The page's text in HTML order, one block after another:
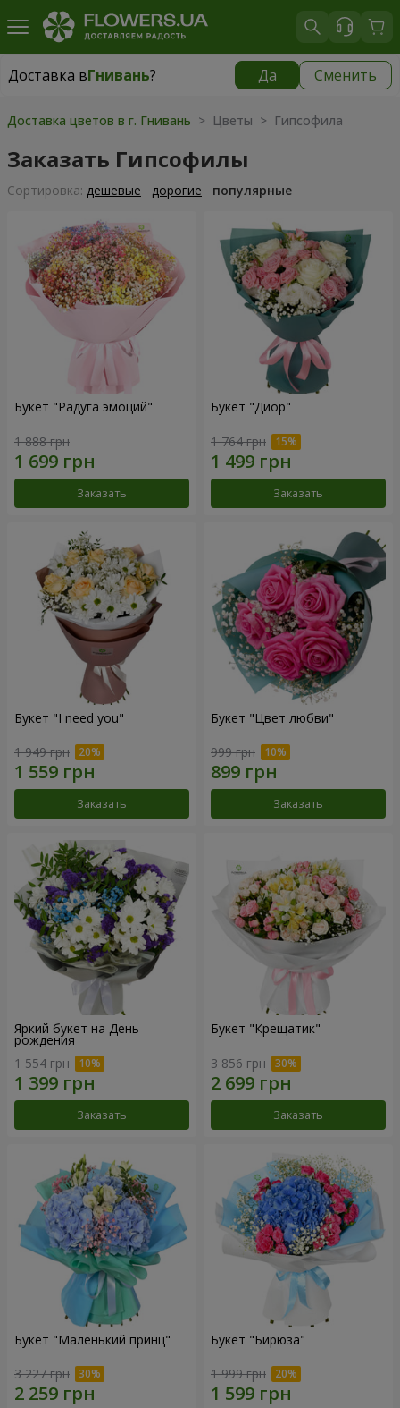
Доставка вГнивань? Да Сменить
Доставка вГнивань|
Доставка цветов в г. Гнивань > Цветы > Гипсофила
Заказать Гипсофилы
Cортировка: дешевые дорогие популярные
Букет "Радуга эмоций"
1 888 грн
Заказать
Букет "Диор"
1 764 грн
Заказать
Букет "I need you"
1 949 грн
Заказать
Букет "Цвет любви"
999 грн
Заказать
Яркий букет на День
рождения
1 554 грн
Заказать
Букет "Крещатик"
3 856 грн
Заказать
Букет "Маленький принц"
3 227 грн
Букет "Бирюза"
1 999 грн